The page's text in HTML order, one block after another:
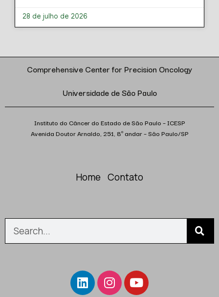
28 de julho de 2026
Comprehensive Center for Precision Oncology
Universidade de São Paulo
Instituto do Câncer do Estado de São Paulo – ICESP
Avenida Doutor Arnaldo, 251, 8º andar – São Paulo/SP
Home Contato